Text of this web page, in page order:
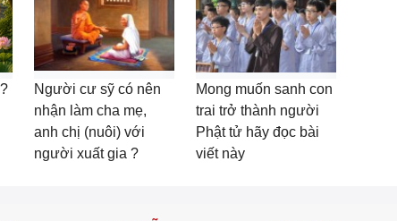
Người cư sỹ có nên
nhận làm cha mẹ,
anh chị (nuôi) với
người xuất gia ?
Mong muốn sanh con
trai trở thành người
Phật tử hãy đọc bài
viết này